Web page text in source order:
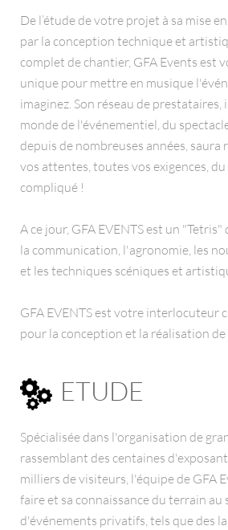
De l’étude de votre projet à sa mise
par la conception technique et
complet de chantier, GFA Events est
unique pour mettre en musique
imaginez. Son réseau de prestataires,
monde de l'événementiel, du
depuis de nombreuses années, saura
vos attentes, toutes vos exigences,
compliqué !
A ce jour, GFA EVENTS est un "Tetris"
la communication, l'agronomie, les
et les techniques scéniques et
GFA EVENTS est votre interlocuteur
pour la conception et la réalisation de
ETUDE
Spécialisée dans l'organisation de
rassemblant des centaines
milliers de visiteurs, l'équipe de GFA
faire et sa connaissance du terrain au
d'événements privatifs, tels que des